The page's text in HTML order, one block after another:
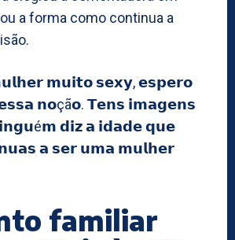
a forma como continua a
𝗺𝘂𝗶𝘁𝗼 𝘀𝗲𝘅𝘆, 𝗲𝘀𝗽𝗲𝗿𝗼
𝗻𝗼çã𝗼. 𝗧𝗲𝗻𝘀 𝗶𝗺𝗮𝗴𝗲𝗻𝘀
𝗱𝗶𝘇 𝗮 𝗶𝗱𝗮𝗱𝗲 𝗾𝘂𝗲
𝗮 𝘀𝗲𝗿 𝘂𝗺𝗮 𝗺𝘂𝗹𝗵𝗲𝗿
familiar